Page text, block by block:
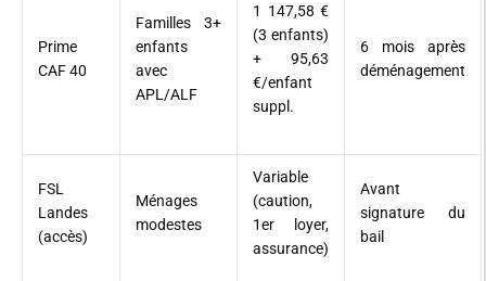
Prime
CAF 40
Familles 3+
enfants
avec
APL/ALF
1 147,58 €
(3 enfants)
+ 95,63
€/enfant
suppl.
6 mois après
déménagement
FSL
Landes
(accès)
Ménages
modestes
Variable
(caution,
1er loyer,
assurance)
Avant
signature du
bail